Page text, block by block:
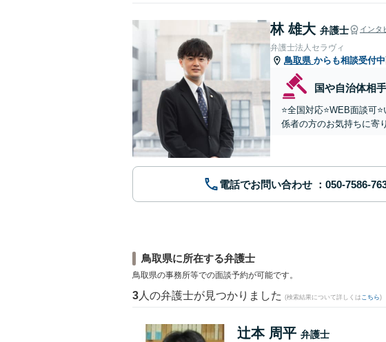
林 雄大 弁護士 インタ
弁護士法人セラヴィ
鳥取県 からも相談受付中
国や自治体相手
⭐️全国対応⭐️WEB面談可
係者の方のお気持ちに寄
電話でお問い合わせ
鳥取県に所在する弁護士
鳥取県の事務所等での面談予約が可能です。
3 人の弁護士が見つかりました (検索結果について詳しくは こちら)
辻本 周平 弁護士